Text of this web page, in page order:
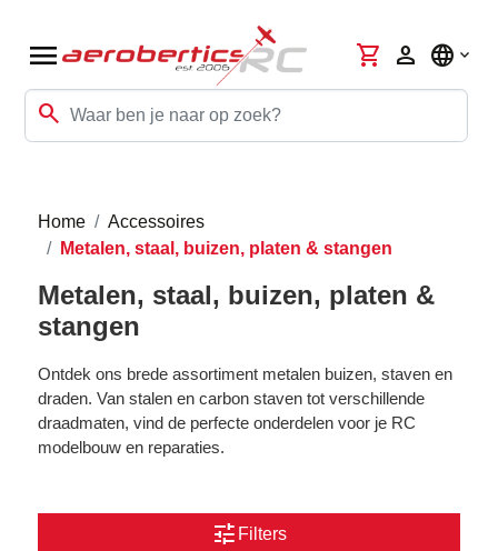
menu
search
shopping_cart person language
Home
Accessoires
Metalen, staal, buizen, platen & stangen
Metalen, staal, buizen, platen &
stangen
Ontdek ons brede assortiment metalen buizen, staven en
draden. Van stalen en carbon staven tot verschillende
draadmaten, vind de perfecte onderdelen voor je RC
modelbouw en reparaties.
tune Filters